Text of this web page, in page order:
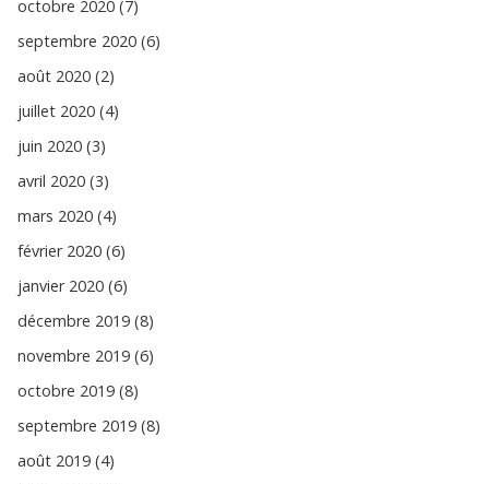
octobre 2020 (7)
septembre 2020 (6)
août 2020 (2)
juillet 2020 (4)
juin 2020 (3)
avril 2020 (3)
mars 2020 (4)
février 2020 (6)
janvier 2020 (6)
décembre 2019 (8)
novembre 2019 (6)
octobre 2019 (8)
septembre 2019 (8)
août 2019 (4)